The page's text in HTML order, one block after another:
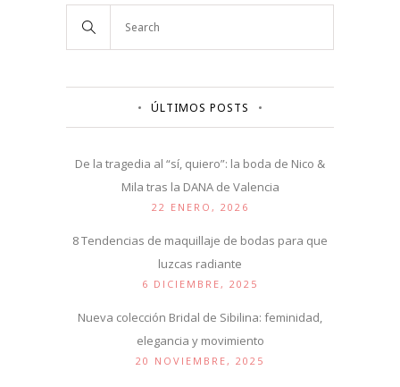
ÚLTIMOS POSTS
De la tragedia al “sí, quiero”: la boda de Nico &
Mila tras la DANA de Valencia
22 ENERO, 2026
8 Tendencias de maquillaje de bodas para que
luzcas radiante
6 DICIEMBRE, 2025
Nueva colección Bridal de Sibilina: feminidad,
elegancia y movimiento
20 NOVIEMBRE, 2025